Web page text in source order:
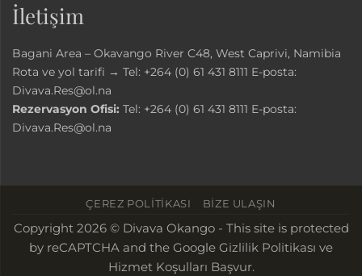
İletişim
Bagani Area – Okavango River C48, West Caprivi, Namibia
Rota ve yol tarifi → Tel: +264 (0) 61 431 8111 E-posta:
Divava.Res@ol.na
Rezervasyon Ofisi: Tel: +264 (0) 61 431 8111 E-posta:
Divava.Res@ol.na
ÇEREZ POLITIKASI BIZE ULAŞIN
Copyright 2026 © Divava Okango - This site is protected
by reCAPTCHA and the Google Gizlilik Politikası ve
Hizmet Koşulları Başvur.